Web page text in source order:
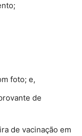
foto; e,
de
de vacinação em